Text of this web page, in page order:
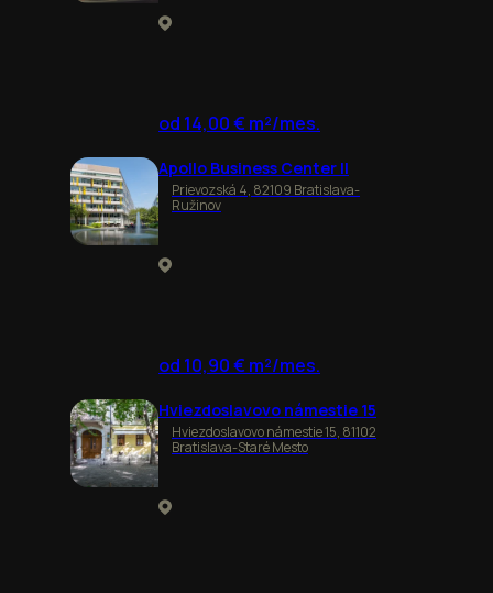
od 14,00 € m²/mes.
Apollo Business Center II
Prievozská 4, 82109 Bratislava-
Ružinov
od 10,90 € m²/mes.
Hviezdoslavovo námestie 15
Hviezdoslavovo námestie 15, 81102
Bratislava-Staré Mesto